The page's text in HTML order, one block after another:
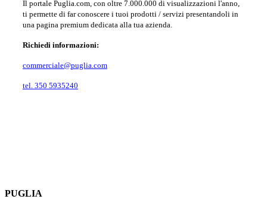
Il portale Puglia.com, con oltre 7.000.000 di visualizzazioni l'anno,
ti permette di far conoscere i tuoi prodotti / servizi presentandoli in
una pagina premium dedicata alla tua azienda.
Richiedi informazioni:
commerciale@puglia.com
tel. 350 5935240
PUGLIA